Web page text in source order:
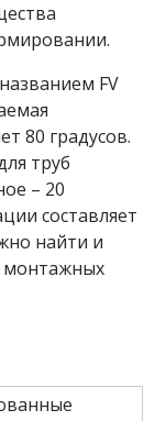
FV
80 градусов.
труб
– 20
составляет
найти и
монтажных